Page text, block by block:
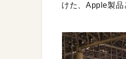
けた、Apple製品